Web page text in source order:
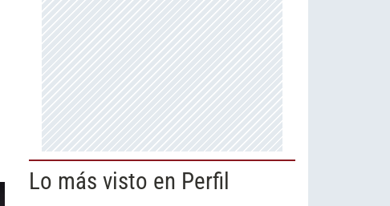
Lo más visto en Perfil